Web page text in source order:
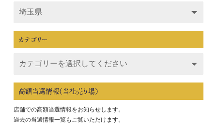
カテゴリー
高額当選情報（当社売り場）
店舗での高額当選情報をお知らせします。
過去の当選情報一覧もご覧いただけます。